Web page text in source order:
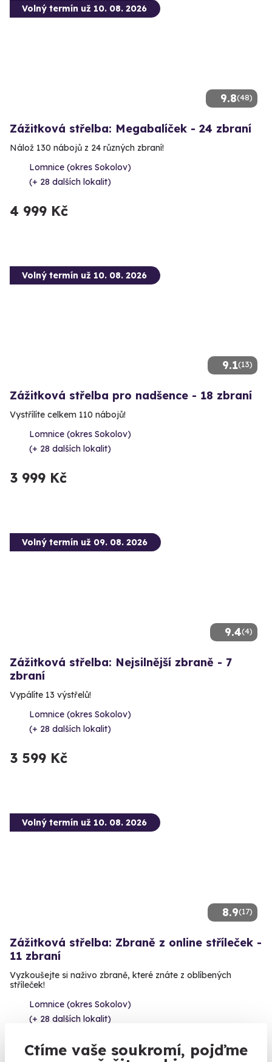
Ctíme vaše soukromí, pojďme
9.8(48)
Volný termín už 10. 08. 2026
Zážitková střelba: Megabalíček - 24 zbraní
Nálož 130 nábojů z 24 různých zbraní!
Lomnice (okres Sokolov)
(+ 28 dalších lokalit)
4 999 Kč
9.1(13)
Volný termín už 10. 08. 2026
Zážitková střelba pro nadšence - 18 zbraní
Vystřílíte celkem 110 nábojů!
Lomnice (okres Sokolov)
(+ 28 dalších lokalit)
3 999 Kč
9.4(4)
Volný termín už 09. 08. 2026
Zážitková střelba: Nejsilnější zbraně - 7
zbraní
Vypálíte 13 výstřelů!
Lomnice (okres Sokolov)
(+ 28 dalších lokalit)
3 599 Kč
8.9(17)
Volný termín už 10. 08. 2026
Zážitková střelba: Zbraně z online stříleček -
11 zbraní
Vyzkoušejte si naživo zbraně, které znáte z oblíbených
stříleček!
Lomnice (okres Sokolov)
(+ 28 dalších lokalit)
2 999 Kč